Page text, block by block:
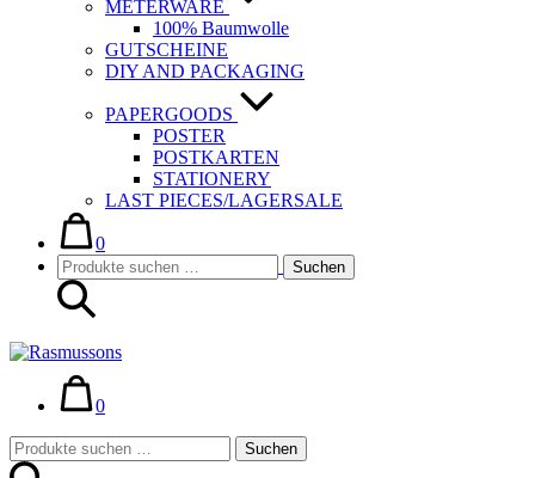
METERWARE
100% Baumwolle
GUTSCHEINE
DIY AND PACKAGING
PAPERGOODS
POSTER
POSTKARTEN
STATIONERY
LAST PIECES/LAGERSALE
Warenkorb
0im
Warenkorb
Suche-
Schalter
Suchen
nach:
Suchen
Warenkorb
0im
Suche-
Schalter
Suchen
nach:
Suchen